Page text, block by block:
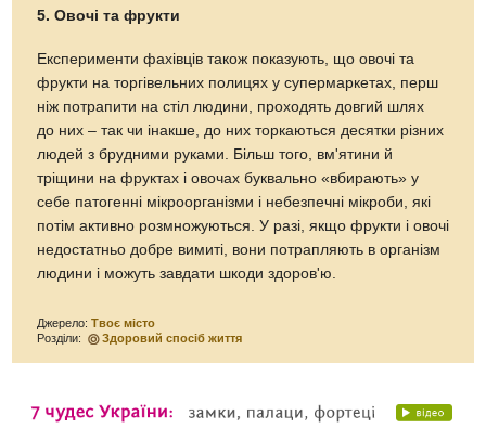
5. Овочі та фрукти
Експерименти фахівців також показують, що овочі та
фрукти на торгівельних полицях у супермаркетах, перш
ніж потрапити на стіл людини, проходять довгий шлях
до них – так чи інакше, до них торкаються десятки різних
людей з брудними руками. Більш того, вм'ятини й
тріщини на фруктах і овочах буквально «вбирають» у
себе патогенні мікроорганізми і небезпечні мікроби, які
потім активно розмножуються. У разі, якщо фрукти і овочі
недостатньо добре вимиті, вони потрапляють в організм
людини і можуть завдати шкоди здоров'ю.
Джерело:Твоє місто
Розділи:
Здоровий спосіб життя